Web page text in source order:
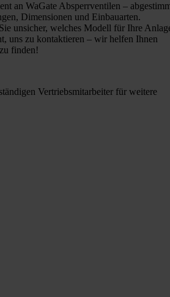
an WaGate Absperrventilen –
Dimensionen und Einbauarten.
unsicher, welches Modell für Ihre
uns zu kontaktieren – wir helfen Ihnen
finden!
Vertriebsmitarbeiter für weitere